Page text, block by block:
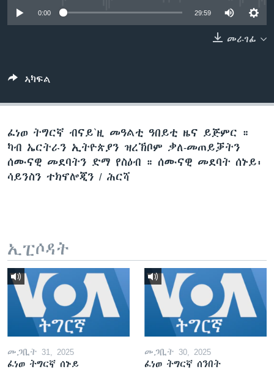
ቂሔ ጽልሚ
ቋንቋታት
0:00 29:59
መራገፊ
ኣካፍል
ፈነወ ትግርኛ ብናይ`ዚ መዓልቲ ዓበይቲ ዜና ይጅምር ።
ካብ ኤርትራን ኢትዮጵያን ዝረኽቦም ቃለ-መጠይቓትን
ሰሙናዊ መደባትን ድማ የስዕብ ። ሰሙናዊ መደባት ሰኑይ፡
ሳይንስን ተክኖሎጂን / ሕርሻ
ኢፒሶዳት
መጋቢት 31, 2025
ፈነወ ትግርኛ ሰኑይ
መጋቢት 30, 2025
ፈነወ ትግርኛ ሰንበት